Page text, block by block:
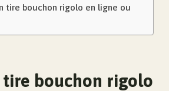
tire bouchon rigolo en ligne ou
tire bouchon rigolo